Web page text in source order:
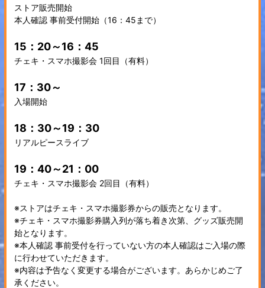
ストア販売開始
本人確認 事前受付開始（16：45まで）
15：20～16：45
チェキ・スマホ撮影会 1回目（有料）
17：30～
入場開始
18：30～19：30
リアルピースライブ
19：40～21：00
チェキ・スマホ撮影会 2回目（有料）
※ストアはチェキ・スマホ撮影券からの販売となります。
※チェキ・スマホ撮影券購入列が落ち着き次第、グッズ販売開
始となります。
※本人確認 事前受付を行っていない方の本人確認はご入場の際
に行わせていただきます。
※内容は予告なく変更する場合がございます。あらかじめご了
承ください。